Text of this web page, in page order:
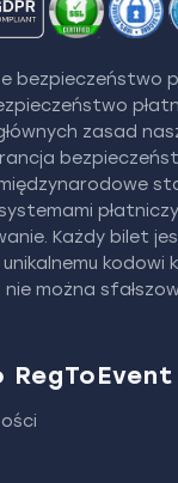
bezpieczeństwo
zasad
Każdy bilet
kodowi
można